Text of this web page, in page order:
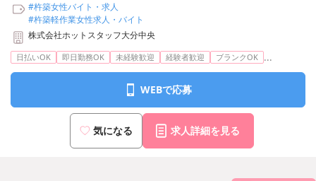
・大神駅から車で22分
#杵築女性バイト・求人
#杵築軽作業女性求人・バイト
株式会社ホットスタッフ大分中央
日払いOK 即日勤務OK 未経験歓迎 経験者歓迎 ブランクOK ...
WEBで応募
気になる 求人詳細を見る